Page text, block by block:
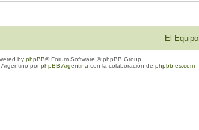
El Equipo
by phpBB® Forum Software © phpBB Group
Argentino porphpBB Argentina con la colaboración de phpbb-es.com